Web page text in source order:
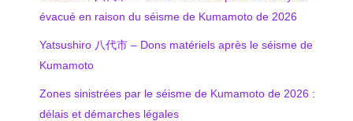
évacué en raison du séisme de Kumamoto de 2026
Yatsushiro 八代市 – Dons matériels après le séisme de
Kumamoto
Zones sinistrées par le séisme de Kumamoto de 2026 :
délais et démarches légales